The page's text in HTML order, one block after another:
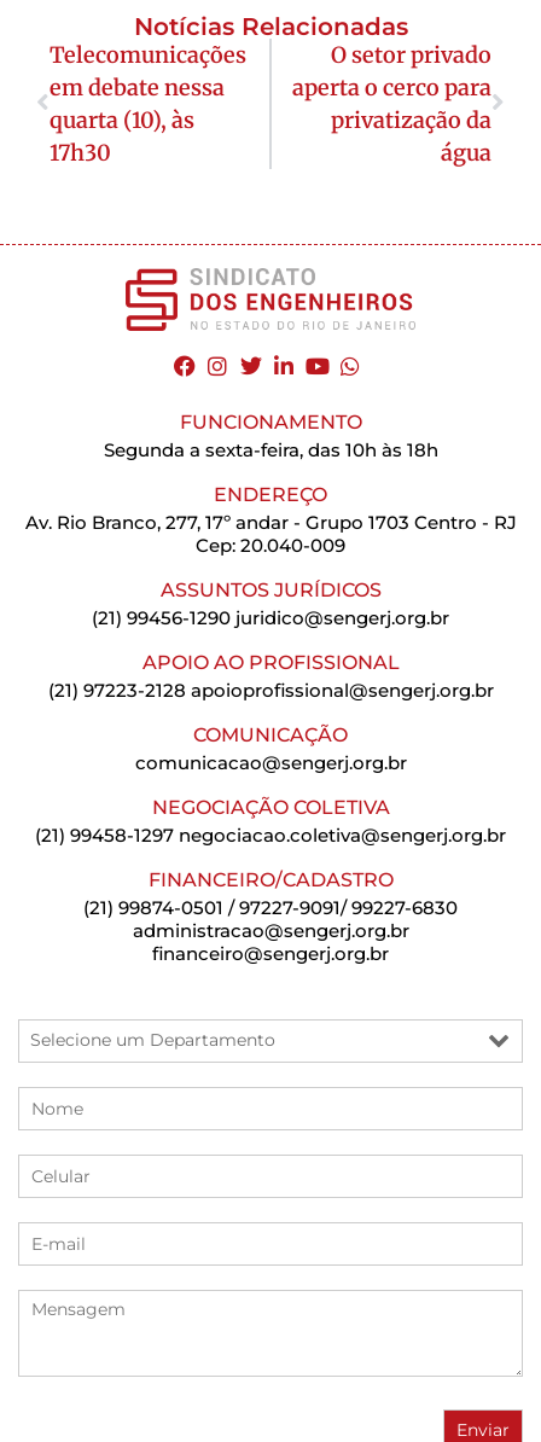
Notícias Relacionadas
Telecomunicações
em debate nessa
quarta (10), às
17h30
O setor privado
aperta o cerco para
privatização da
água
FUNCIONAMENTO
Segunda a sexta-feira, das 10h às 18h
ENDEREÇO
Av. Rio Branco, 277, 17º andar - Grupo 1703 Centro - RJ
Cep: 20.040-009
ASSUNTOS JURÍDICOS
(21) 99456-1290 juridico@sengerj.org.br
APOIO AO PROFISSIONAL
(21) 97223-2128 apoioprofissional@sengerj.org.br
COMUNICAÇÃO
comunicacao@sengerj.org.br
NEGOCIAÇÃO COLETIVA
(21) 99458-1297 negociacao.coletiva@sengerj.org.br
FINANCEIRO/CADASTRO
(21) 99874-0501 / 97227-9091/ 99227-6830
administracao@sengerj.org.br
financeiro@sengerj.org.br